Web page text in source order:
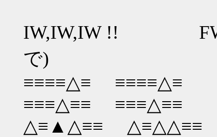
IW,IW,IW !!
で)
≡≡≡≡△≡ ≡≡≡≡△≡
≡≡≡△≡≡ ≡≡≡△≡≡
△≡▲△≡≡ △≡△△≡≡